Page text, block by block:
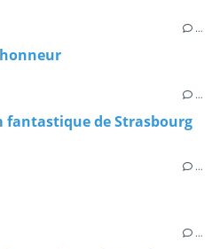
…
…
fantastique de Strasbourg
…
…